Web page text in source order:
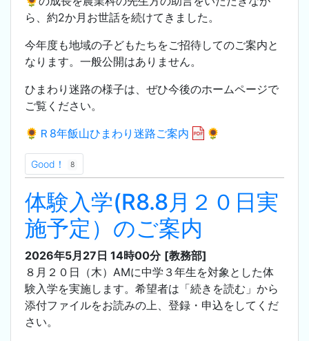
ら、約2か月お世話を続けてきました。
今年度も地域の子どもたちをご招待してのご案内と
なります。一般公開はありません。
ひまわり迷路の様子は、ぜひ今後のホームページで
ご覧ください。
🌻Ｒ8年飯山ひまわり迷路ご案内
🌻
Good！ 8
体験入学(R8.8月２０日実
施予定）のご案内
2026年5月27日 14時00分 [教務部]
８月２０日（木）AMに中学３年生を対象とした体
験入学を実施します。希望者は「続きを読む」から
添付ファイルをお読みの上、登録・申込をしてくだ
さい。